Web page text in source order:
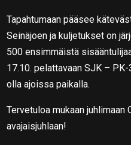
Tapahtumaan pääsee
Seinäjoen ja kuljetukset on
500 ensimmäistä
17.10. pelattavaan SJK –
olla ajoissa paikalla.
Tervetuloa mukaan juhlimaan
avajaisjuhlaan!